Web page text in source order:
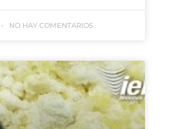
NO HAY COMENTARIOS